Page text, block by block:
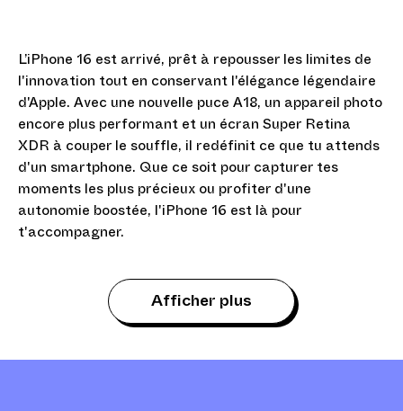
L’iPhone 16 est arrivé, prêt à repousser les limites de
l'innovation tout en conservant l'élégance légendaire
d'Apple. Avec une nouvelle puce A18, un appareil photo
encore plus performant et un écran Super Retina
XDR à couper le souffle, il redéfinit ce que tu attends
d'un smartphone. Que ce soit pour capturer tes
moments les plus précieux ou profiter d'une
autonomie boostée, l'iPhone 16 est là pour
t'accompagner.
Afficher plus